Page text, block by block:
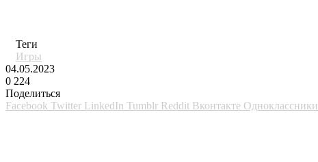
Теги
Игры
04.05.2023
0 224
Поделиться
Facebook Twitter LinkedIn Tumblr Reddit Вконтакте Одноклассники